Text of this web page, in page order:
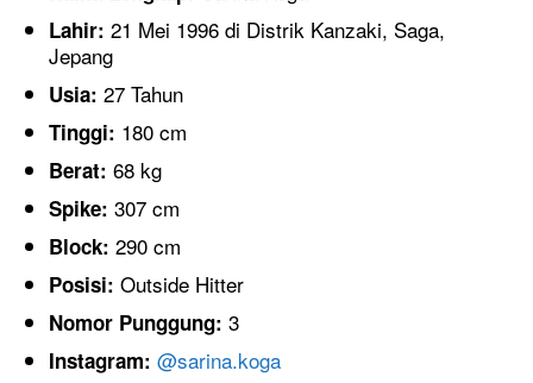
Lahir: 21 Mei 1996 di Distrik Kanzaki, Saga,
Jepang
Usia: 27 Tahun
Tinggi: 180 cm
Berat: 68 kg
Spike: 307 cm
Block: 290 cm
Posisi: Outside Hitter
Nomor Punggung: 3
Instagram: @sarina.koga